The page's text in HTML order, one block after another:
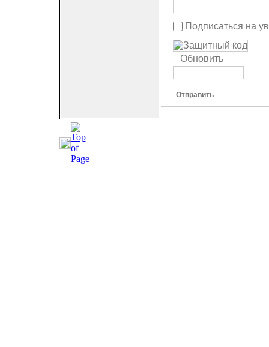
Подписаться на
Обновить
Отправить